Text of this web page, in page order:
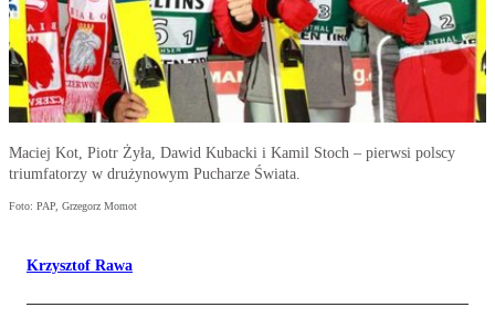
Maciej Kot, Piotr Żyła, Dawid Kubacki i Kamil Stoch – pierwsi polscy
triumfatorzy w drużynowym Pucharze Świata.
Foto: PAP, Grzegorz Momot
Krzysztof Rawa